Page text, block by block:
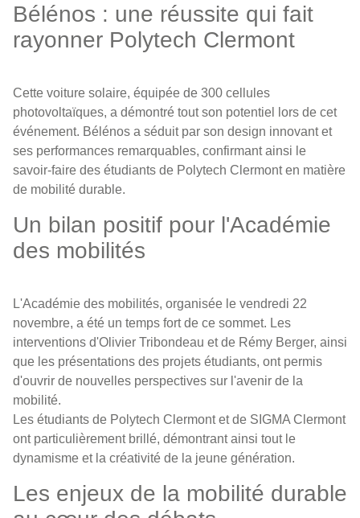
Bélénos : une réussite qui fait
rayonner Polytech Clermont
Cette voiture solaire, équipée de 300 cellules
photovoltaïques, a démontré tout son potentiel lors de cet
événement. Bélénos a séduit par son design innovant et
ses performances remarquables, confirmant ainsi le
savoir-faire des étudiants de Polytech Clermont en matière
de mobilité durable.
Un bilan positif pour l'Académie
des mobilités
L'Académie des mobilités, organisée le vendredi 22
novembre, a été un temps fort de ce sommet. Les
interventions d'Olivier Tribondeau et de Rémy Berger, ainsi
que les présentations des projets étudiants, ont permis
d'ouvrir de nouvelles perspectives sur l'avenir de la
mobilité.
Les étudiants de Polytech Clermont et de SIGMA Clermont
ont particulièrement brillé, démontrant ainsi tout le
dynamisme et la créativité de la jeune génération.
Les enjeux de la mobilité durable